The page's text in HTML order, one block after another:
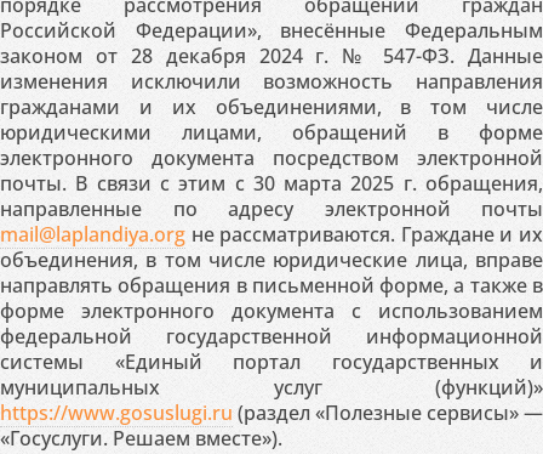
Российской Федерации», внесённые Федеральным
законом от 28 декабря 2024 г. № 547-ФЗ. Данные
изменения исключили возможность направления
гражданами и их объединениями, в том числе
юридическими лицами, обращений в форме
электронного документа посредством электронной
почты. В связи с этим с 30 марта 2025 г. обращения,
направленные по адресу электронной почты
mail@laplandiya.org не рассматриваются. Граждане и их
объединения, в том числе юридические лица, вправе
направлять обращения в письменной форме, а также в
форме электронного документа с использованием
федеральной государственной информационной
системы «Единый портал государственных и
муниципальных услуг (функций)»
https://www.gosuslugi.ru (раздел «Полезные сервисы» —
«Госуслуги. Решаем вместе»).